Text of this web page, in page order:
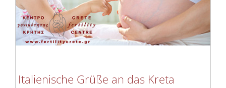
Italienische Grüße an das Kreta